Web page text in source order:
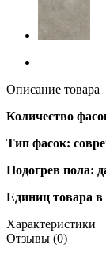
Описание товара
Количество
Тип фасок:
Подогрев пола:
Единиц товара
Характеристики
Отзывы (0)